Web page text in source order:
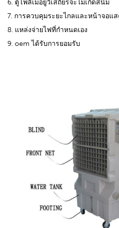
6. ตู้โพลีเมอยูวีเสถียรจะไม่เกิดสนิม
7. การควบคุมระยะไกลและหน้าจอแ
8. แหล่งจ่ายไฟที่กำหนดเอง
9. oem ได้รับการยอมรับ